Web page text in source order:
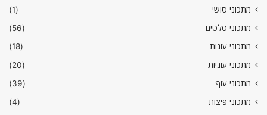
מתכוני סושי
(1)
מתכוני סלטים
(56)
מתכוני עוגות
(18)
מתכוני עוגיות
(20)
מתכוני עוף
(39)
מתכוני פיצות
(4)